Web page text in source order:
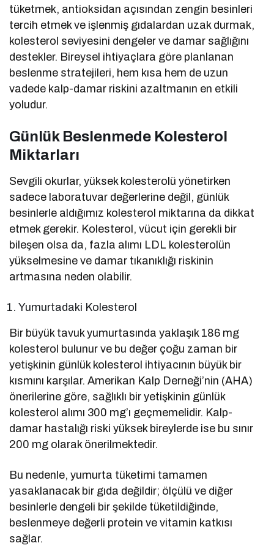
tüketmek, antioksidan açısından zengin besinleri
tercih etmek ve işlenmiş gıdalardan uzak durmak,
kolesterol seviyesini dengeler ve damar sağlığını
destekler. Bireysel ihtiyaçlara göre planlanan
beslenme stratejileri, hem kısa hem de uzun
vadede kalp-damar riskini azaltmanın en etkili
yoludur.
Günlük Beslenmede Kolesterol
Miktarları
Sevgili okurlar, yüksek kolesterolü yönetirken
sadece laboratuvar değerlerine değil, günlük
besinlerle aldığımız kolesterol miktarına da dikkat
etmek gerekir. Kolesterol, vücut için gerekli bir
bileşen olsa da, fazla alımı LDL kolesterolün
yükselmesine ve damar tıkanıklığı riskinin
artmasına neden olabilir.
Yumurtadaki Kolesterol
Bir büyük tavuk yumurtasında yaklaşık 186 mg
kolesterol bulunur ve bu değer çoğu zaman bir
yetişkinin günlük kolesterol ihtiyacının büyük bir
kısmını karşılar. Amerikan Kalp Derneği’nin (AHA)
önerilerine göre, sağlıklı bir yetişkinin günlük
kolesterol alımı 300 mg’ı geçmemelidir. Kalp-
damar hastalığı riski yüksek bireylerde ise bu sınır
200 mg olarak önerilmektedir.
Bu nedenle, yumurta tüketimi tamamen
yasaklanacak bir gıda değildir; ölçülü ve diğer
besinlerle dengeli bir şekilde tüketildiğinde,
beslenmeye değerli protein ve vitamin katkısı
sağlar.